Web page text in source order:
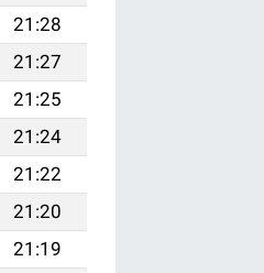
21:28
21:27
21:25
21:24
21:22
21:20
21:19